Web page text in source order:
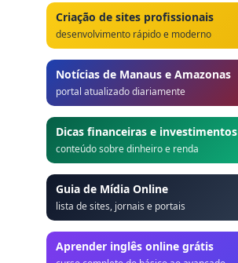
Criação de sites profissionais
desenvolvimento rápido e moderno
Notícias de Manaus e Amazonas
portal atualizado diariamente
Dicas financeiras e investimentos
conteúdo sobre dinheiro e renda
Guia de Mídia Online
lista de sites, jornais e portais
Aprender inglês online grátis